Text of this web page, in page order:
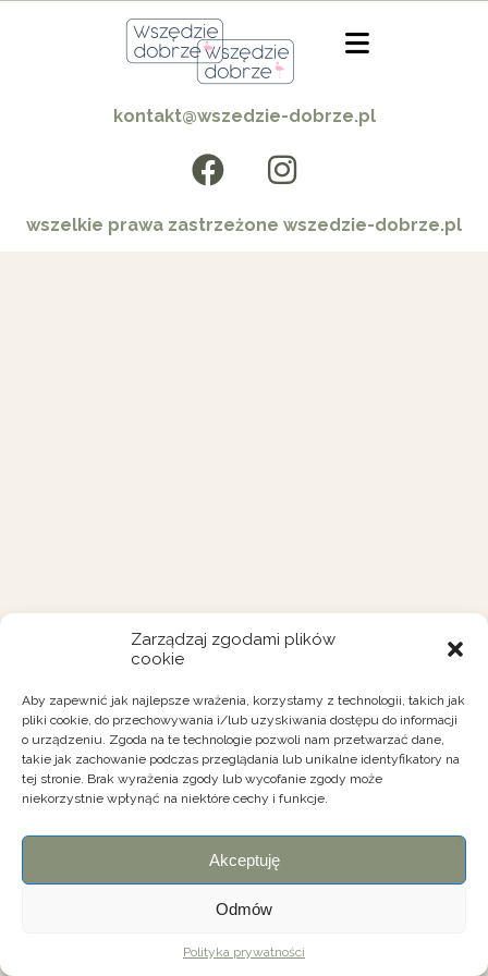
Zarządzaj zgodami plików
cookie
Aby zapewnić jak najlepsze wrażenia, korzystamy z technologii, takich jak
pliki cookie, do przechowywania i/lub uzyskiwania dostępu do informacji
o urządzeniu. Zgoda na te technologie pozwoli nam przetwarzać dane,
takie jak zachowanie podczas przeglądania lub unikalne identyfikatory na
tej stronie. Brak wyrażenia zgody lub wycofanie zgody może
niekorzystnie wpłynąć na niektóre cechy i funkcje.
Akceptuję
Odmów
Polityka prywatności
kontakt@wszedzie-dobrze.pl
wszelkie prawa zastrzeżone wszedzie-dobrze.pl